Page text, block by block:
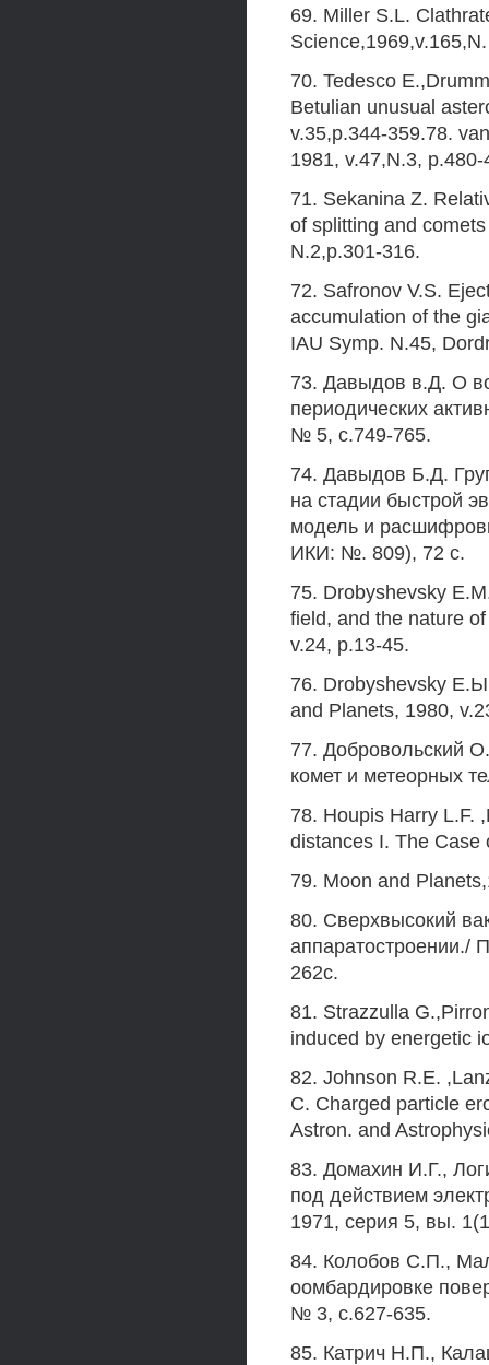
69. Miller S.L.
70. Tedesco
Betulian unusual
v.35,p.344-359.78.
1981, v.47,N.3, p.480-
71. Sekanina Z.
of splitting and
N.2,p.301-316.
72. Safronov V.S.
accumulation of the
IAU Symp. N.45,
73. Давыдов в.Д. О
периодических
№ 5, с.749-765.
74. Давыдов Б.Д.
на стадии быстрой
модель и
ИКИ: №. 809), 72 с.
75. Drobyshevsky
field, and the nature
v.24, p.13-45.
76. Drobyshevsky
and Planets, 1980,
77. Добровольский
комет и метеорных
78. Houpis Harry L.F.
distances I. The Case
79. Moon and
80. Сверхвысокий
аппаратостроении./
262с.
81. Strazzulla
induced by energetic
82. Johnson R.E.
C. Charged particle
Astron. and
83. Домахин И.Г.,
под действием
1971, серия 5, вы.
84. Колобов С.П.,
оомбардировке
№ 3, с.627-635.
85. Катрич Н.П.,